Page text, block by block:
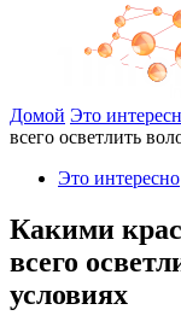
Домой Это
всего осветлить
Это интересно
Какими
всего
условиях